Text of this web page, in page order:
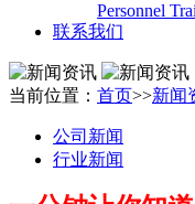
Personnel
联系我们
当前位置： 首页>>新闻
公司新闻
行业新闻